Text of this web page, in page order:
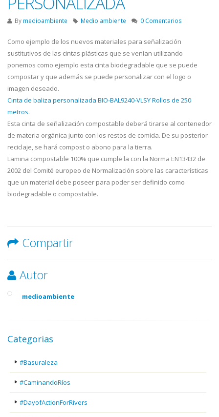
By medioambiente Medio ambiente 0 Comentarios
Como ejemplo de los nuevos materiales para señalización
sustitutivos de las cintas plásticas que se venían utilizando
ponemos como ejemplo esta cinta biodegradable que se puede
compostar y que además se puede personalizar con el logo o
imagen deseado.
Cinta de baliza personalizada BIO-BAL9240-VLSY Rollos de 250
metros.
Esta cinta de señalización compostable deberá tirarse al contenedor
de materia orgánica junto con los restos de comida. De su posterior
reciclaje, se hará compost o abono para la tierra.
Lamina compostable 100% que cumple la con la Norma EN13432 de
2002 del Comité europeo de Normalización sobre las características
que un material debe poseer para poder ser definido como
biodegradable o compostable.
Compartir
Autor
medioambiente
Categorias
#Basuraleza
#CaminandoRíos
#DayofActionForRivers